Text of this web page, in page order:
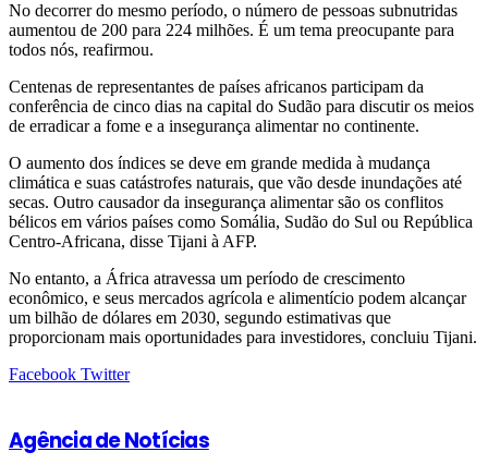
No decorrer do mesmo período, o número de pessoas subnutridas
aumentou de 200 para 224 milhões. É um tema preocupante para
todos nós, reafirmou.
Centenas de representantes de países africanos participam da
conferência de cinco dias na capital do Sudão para discutir os meios
de erradicar a fome e a insegurança alimentar no continente.
O aumento dos índices se deve em grande medida à mudança
climática e suas catástrofes naturais, que vão desde inundações até
secas. Outro causador da insegurança alimentar são os conflitos
bélicos em vários países como Somália, Sudão do Sul ou República
Centro-Africana, disse Tijani à AFP.
No entanto, a África atravessa um período de crescimento
econômico, e seus mercados agrícola e alimentício podem alcançar
um bilhão de dólares em 2030, segundo estimativas que
proporcionam mais oportunidades para investidores, concluiu Tijani.
Facebook TwitterGoogle+
LinkedIn
StumbleUpon
Tumblr
Pinterest
Reddit
VKontakte
Share
Print
Agência de Notícias